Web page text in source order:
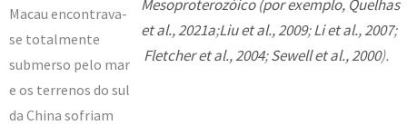
Macau encontrava-
se totalmente
submerso pelo mar
e os terrenos do sul
da China sofriam
Mesoproterozóico (por exemplo, Quelhas
et al., 2021a;Liu et al., 2009;Li et al., 2007;
Fletcher et al., 2004;Sewell et al., 2000).